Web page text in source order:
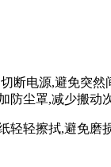
断电源,避免突然
防尘罩,减少搬动
轻轻擦拭,避免磨